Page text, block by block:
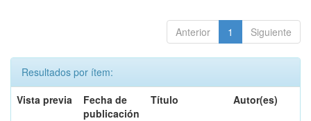
Anterior 1 Siguiente
Resultados por ítem:
Vista previa
Fecha de
publicación
Título Autor(es)